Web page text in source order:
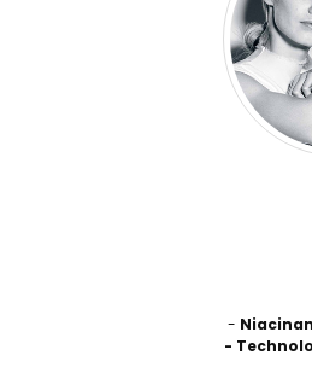
-
-